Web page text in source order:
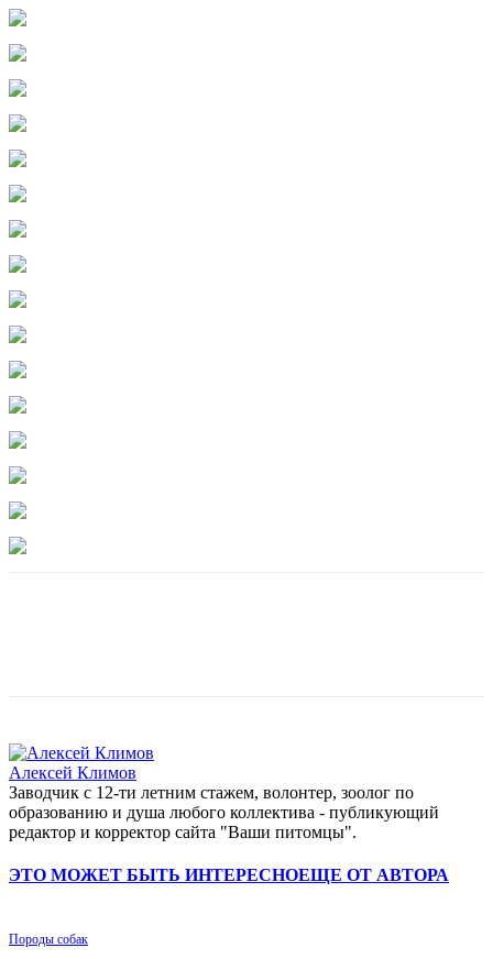
Алексей Климов
Заводчик c 12-ти летним стажем, волонтер, зоолог по
образованию и душа любого коллектива - публикующий
редактор и корректор сайта "Ваши питомцы".
ЭТО МОЖЕТ БЫТЬ ИНТЕРЕСНОЕЩЕ ОТ АВТОРА
Породы собак